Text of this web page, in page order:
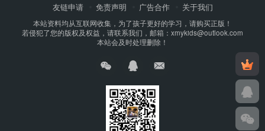
友链申请 免责声明 广告合作 关于我们
本站资料均从互联网收集，为了孩子更好的学习，请购买正版！
若侵犯了您的版权及权益，请联系我们，邮箱：xmykids@outlook.com
本站会及时处理删除！